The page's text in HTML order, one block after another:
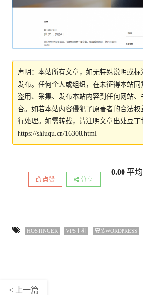
声明：本站所有文章，如无特殊说明或标
发布。任何个人或组织，在未征得本站同
盗用、采集、发布本站内容到任何网站、
台。如若本站内容侵犯了原著者的合法
行处理。如需转载，请注明文章出处豆丁
https://shluqu.cn/16308.html
点赞 分享
0.00 平
HOSTINGER VPS主机 安装WORDPRESS
< 上一篇